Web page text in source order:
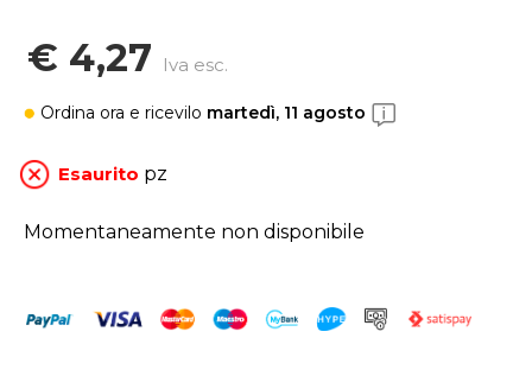
€ 4,27 Iva esc.
Ordina ora e ricevilo martedì, 11 agosto
Esaurito pz
Momentaneamente non disponibile